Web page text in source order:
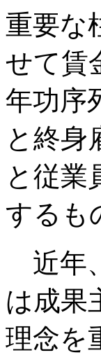
重要な
せて賃
年功序
と終身
と従業
するも
近年
は成果
理念を